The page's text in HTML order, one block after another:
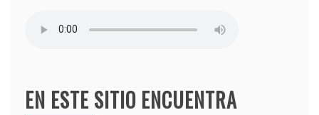
EN ESTE SITIO ENCUENTRA